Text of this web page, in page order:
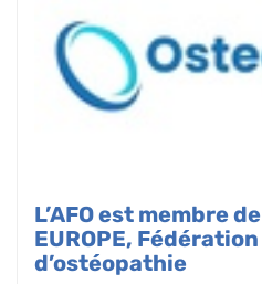
L’AFO est membre
EUROPE,
d’ostéopathie